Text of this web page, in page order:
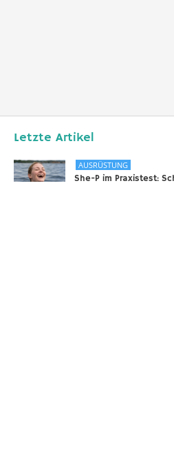
Letzte Artikel
AUSRÜSTUNG
She-P im Praxistest: